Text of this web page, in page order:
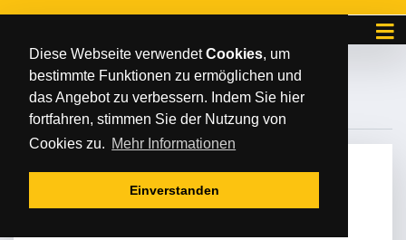
Diese Webseite verwendetCookies, um
bestimmte Funktionen zu ermöglichen und
das Angebot zu verbessern. Indem Sie hier
fortfahren, stimmen Sie der Nutzung von
Cookies zu. Mehr Informationen
Einverstanden
#IRVINBERTRAND
25. Juni 2025